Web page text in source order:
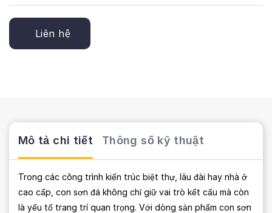
Liên hệ
Mô tả chi tiết Thông số kỹ thuật
Trong các công trình kiến trúc biệt thự, lâu đài hay nhà ở
cao cấp, con sơn đá không chỉ giữ vai trò kết cấu mà còn
là yếu tố trang trí quan trọng. Với dòng sản phẩm con sơn